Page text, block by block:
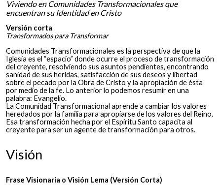
Viviendo en Comunidades Transformacionales que
encuentran su Identidad en Cristo
Versión corta
Transformados para Transformar
Comunidades Transformacionales es la perspectiva de que la
Iglesia es el “espacio” donde ocurre el proceso de transformación
del creyente, resolviendo sus asuntos pendientes, encontrando
sanidad de sus heridas, satisfacción de sus deseos y libertad
sobre el pecado por la Obra de Cristo y la apropiación de ésta
por medio de la fe. Lo anterior lo podemos resumir en una
palabra: Evangelio.
La Comunidad Transformacional aprende a cambiar los valores
heredados por la familia para apropiarse de los valores del Reino.
Esa transformación hecha por el Espíritu Santo capacita al
creyente para ser un agente de transformación para otros.
Visión
Frase Visionaria o Visión Lema (Versión Corta)